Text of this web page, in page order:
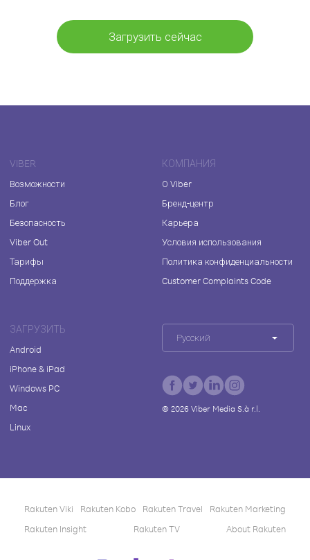
Загрузить сейчас
VIBER
Возможности
Блог
Безопасность
Viber Out
Тарифы
Поддержка
КОМПАНИЯ
О Viber
Бренд-центр
Карьера
Условия использования
Политика конфиденциальности
Customer Complaints Code
ЗАГРУЗИТЬ
Android
iPhone & iPad
Windows PC
Mac
Linux
Русский
© 2026Viber Media S.à r.l.
Rakuten Viki Rakuten Kobo Rakuten Travel
Rakuten Marketing
Rakuten Insight
Rakuten TV About Rakuten